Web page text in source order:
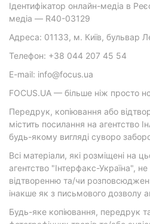
Ідентифікатор онлайн-медіа в
медіа — R40-03129
Адреса: 01133, м. Київ, бульвар
Телефон: +38 044 207 45 54
E-mail: info@focus.ua
FOCUS.UA — більше ніж просто
Передрук, копіювання або
містить посилання на агентство
будь-якому вигляді суворо
Всі матеріали, які розміщені на
агентство "Інтерфакс-Україна",
відтворенню та/чи
інакше як з письмового дозволу
Будь-яке копіювання, передрук